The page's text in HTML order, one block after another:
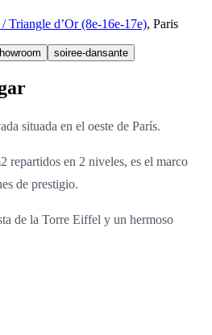
Triangle d’Or (8e-16e-17e), Paris
soiree-dansante
situada en el oeste de París.
repartidos en 2 niveles, es el marco
de prestigio.
de la Torre Eiffel y un hermoso